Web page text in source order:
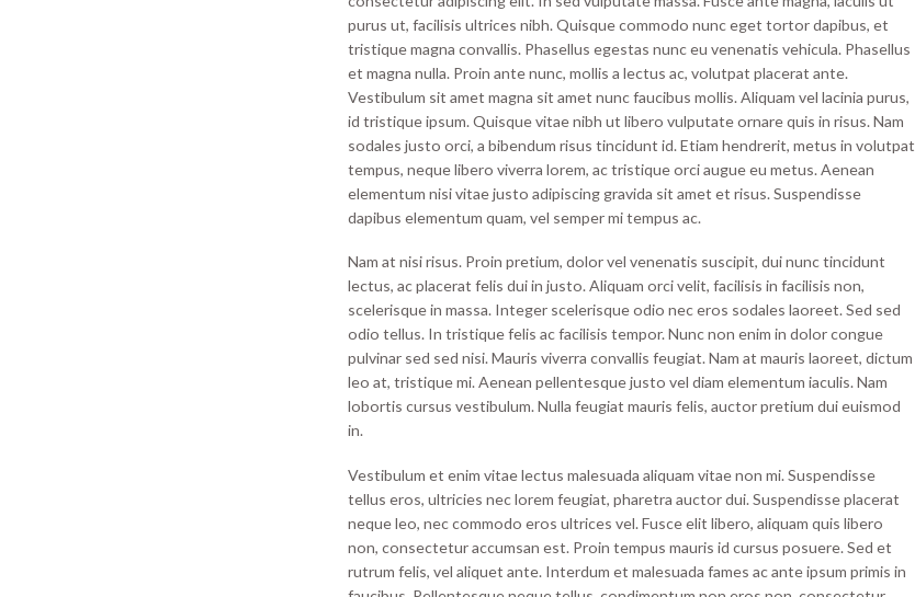
purus ut, facilisis ultrices nibh. Quisque commodo nunc eget tortor dapibus, et
tristique magna convallis. Phasellus egestas nunc eu venenatis vehicula. Phasellus
et magna nulla. Proin ante nunc, mollis a lectus ac, volutpat placerat ante.
Vestibulum sit amet magna sit amet nunc faucibus mollis. Aliquam vel lacinia purus,
id tristique ipsum. Quisque vitae nibh ut libero vulputate ornare quis in risus. Nam
sodales justo orci, a bibendum risus tincidunt id. Etiam hendrerit, metus in volutpat
tempus, neque libero viverra lorem, ac tristique orci augue eu metus. Aenean
elementum nisi vitae justo adipiscing gravida sit amet et risus. Suspendisse
dapibus elementum quam, vel semper mi tempus ac.
Nam at nisi risus. Proin pretium, dolor vel venenatis suscipit, dui nunc tincidunt
lectus, ac placerat felis dui in justo. Aliquam orci velit, facilisis in facilisis non,
scelerisque in massa. Integer scelerisque odio nec eros sodales laoreet. Sed sed
odio tellus. In tristique felis ac facilisis tempor. Nunc non enim in dolor congue
pulvinar sed sed nisi. Mauris viverra convallis feugiat. Nam at mauris laoreet, dictum
leo at, tristique mi. Aenean pellentesque justo vel diam elementum iaculis. Nam
lobortis cursus vestibulum. Nulla feugiat mauris felis, auctor pretium dui euismod
in.
Vestibulum et enim vitae lectus malesuada aliquam vitae non mi. Suspendisse
tellus eros, ultricies nec lorem feugiat, pharetra auctor dui. Suspendisse placerat
neque leo, nec commodo eros ultrices vel. Fusce elit libero, aliquam quis libero
non, consectetur accumsan est. Proin tempus mauris id cursus posuere. Sed et
rutrum felis, vel aliquet ante. Interdum et malesuada fames ac ante ipsum primis in